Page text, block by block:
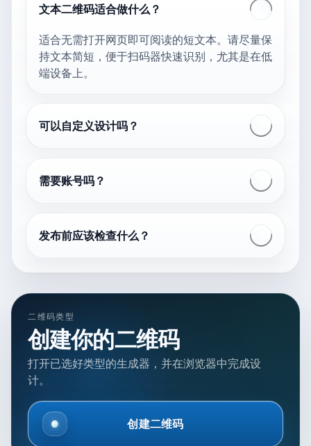
文本二维码适合做什么？
适合无需打开网页即可阅读的短文本。请尽量保
持文本简短，便于扫码器快速识别，尤其是在低
端设备上。
可以自定义设计吗？
需要账号吗？
发布前应该检查什么？
二维码类型
创建你的二维码
打开已选好类型的生成器，并在浏览器中完成设
计。
创建二维码